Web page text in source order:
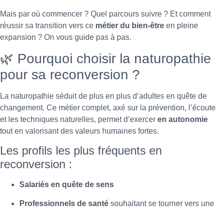
Mais par où commencer ? Quel parcours suivre ? Et comment
réussir sa transition vers ce métier du bien-être en pleine
expansion ? On vous guide pas à pas.
🌿 Pourquoi choisir la naturopathie
pour sa reconversion ?
La naturopathie séduit de plus en plus d’adultes en quête de
changement. Ce métier complet, axé sur la prévention, l’écoute
et les techniques naturelles, permet d’exercer en autonomie
tout en valorisant des valeurs humaines fortes.
Les profils les plus fréquents en
reconversion :
Salariés en quête de sens
Professionnels de santé souhaitant se tourner vers une